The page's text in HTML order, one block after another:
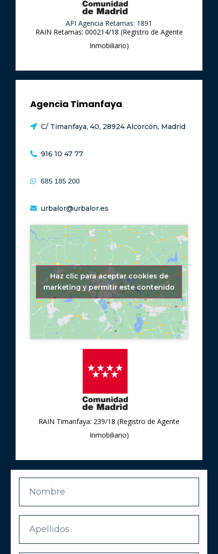
API Agencia Retamas: 1891
RAIN Retamas: 000214/18 (Registro de Agente
Inmobiliario)
Agencia Timanfaya
C/ Timanfaya, 40, 28924 Alcorcón, Madrid
916 10 47 77
685 185 200
urbalor@urbalor.es
Haz clic para aceptar cookies de
marketing y permitir este contenido
RAIN Timanfaya: 239/18 (Registro de Agente
Inmobiliario)